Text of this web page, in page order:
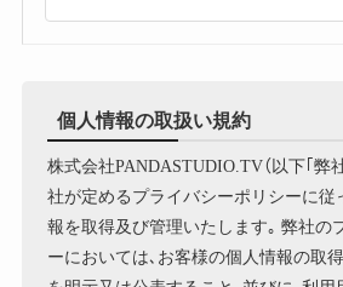
個人情報の取扱い規約
株式会社PANDASTUDIO.TV（以下｢弊
社が定めるプライバシーポリシーに従
報を取得及び管理いたします｡ 弊社の
ーにおいては､お客様の個人情報の取